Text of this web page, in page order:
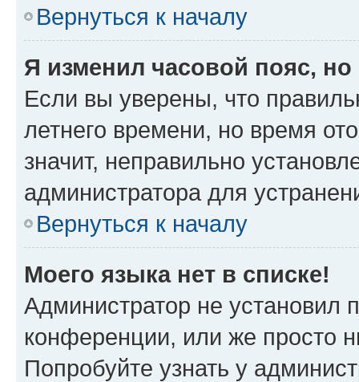
Вернуться к началу
Я изменил часовой пояс,
Если вы уверены, что
летнего времени, но время
значит, неправильно
администратора для
Вернуться к началу
Моего языка нет в списке!
Администратор не установил
конференции, или же просто
Попробуйте узнать у